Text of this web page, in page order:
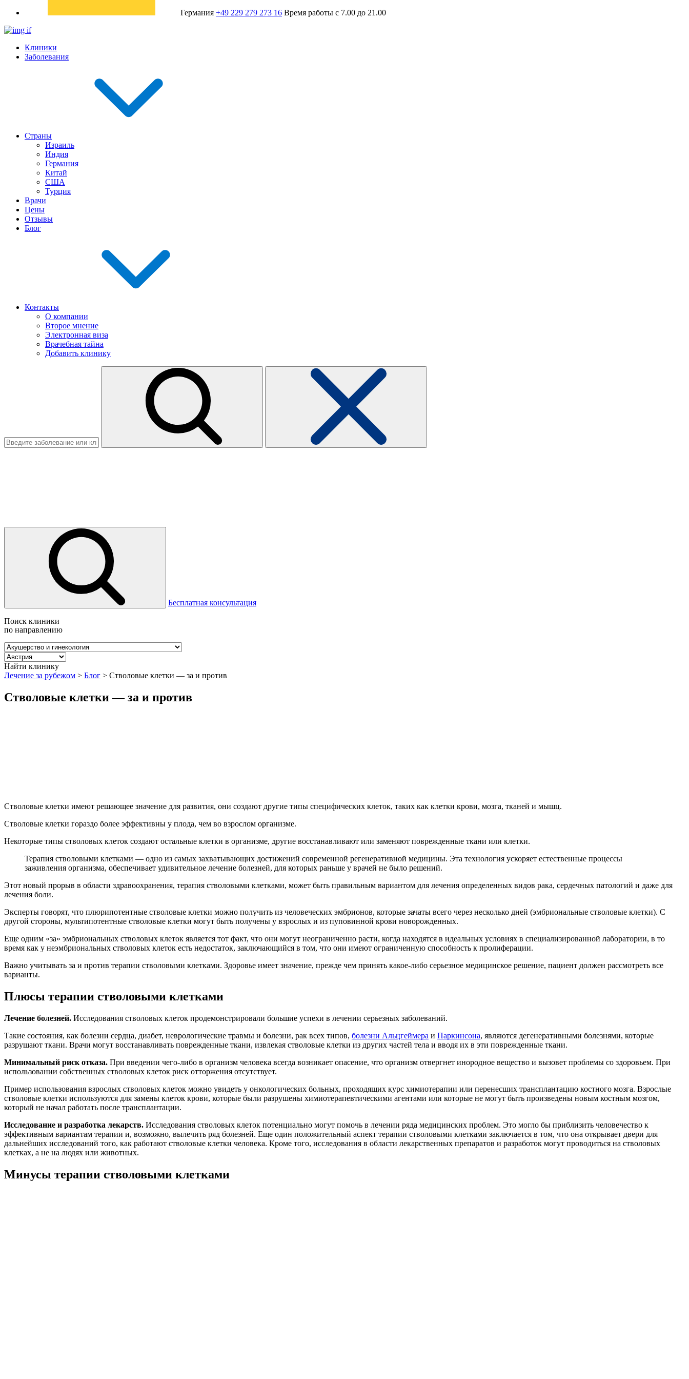
Германия +49 229 279 273 16 Время работы с 7.00 до 21.00
Клиники
Заболевания
Страны
Израиль
Индия
Германия
Китай
США
Турция
Врачи
Цены
Отзывы
Блог
Контакты
О компании
Второе мнение
Электронная виза
Врачебная тайна
Добавить клинику
Бесплатная консультация
Поиск клиники
по направлению
Найти клинику
Лечение за рубежом > Блог > Стволовые клетки — за и против
Стволовые клетки — за и против
Стволовые клетки имеют решающее значение для развития, они создают другие типы специфических клеток, таких как клетки крови, мозга, тканей и мышц.
Стволовые клетки гораздо более эффективны у плода, чем во взрослом организме.
Некоторые типы стволовых клеток создают остальные клетки в организме, другие восстанавливают или заменяют поврежденные ткани или клетки.
Терапия стволовыми клетками — одно из самых захватывающих достижений современной регенеративной медицины. Эта технология ускоряет естественные процессы
заживления организма, обеспечивает удивительное лечение болезней, для которых раньше у врачей не было решений.
Этот новый прорыв в области здравоохранения, терапия стволовыми клетками, может быть правильным вариантом для лечения определенных видов рака, сердечных патологий и даже для
лечения боли.
Эксперты говорят, что плюрипотентные стволовые клетки можно получить из человеческих эмбрионов, которые зачаты всего через несколько дней (эмбриональные стволовые клетки). С
другой стороны, мультипотентные стволовые клетки могут быть получены у взрослых и из пуповинной крови новорожденных.
Еще одним «за» эмбриональных стволовых клеток является тот факт, что они могут неограниченно расти, когда находятся в идеальных условиях в специализированной лаборатории, в то
время как у неэмбриональных стволовых клеток есть недостаток, заключающийся в том, что они имеют ограниченную способность к пролиферации.
Важно учитывать за и против терапии стволовыми клетками. Здоровье имеет значение, прежде чем принять какое-либо серьезное медицинское решение, пациент должен рассмотреть все
варианты.
Плюсы терапии стволовыми клетками
Лечение болезней. Исследования стволовых клеток продемонстрировали большие успехи в лечении серьезных заболеваний.
Такие состояния, как болезни сердца, диабет, неврологические травмы и болезни, рак всех типов, болезни Альцгеймера и Паркинсона, являются дегенеративными болезнями, которые
разрушают ткани. Врачи могут восстанавливать поврежденные ткани, извлекая стволовые клетки из других частей тела и вводя их в эти поврежденные ткани.
Минимальный риск отказа. При введении чего-либо в организм человека всегда возникает опасение, что организм отвергнет инородное вещество и вызовет проблемы со здоровьем. При
использовании собственных стволовых клеток риск отторжения отсутствует.
Пример использования взрослых стволовых клеток можно увидеть у онкологических больных, проходящих курс химиотерапии или перенесших трансплантацию костного мозга. Взрослые
стволовые клетки используются для замены клеток крови, которые были разрушены химиотерапевтическими агентами или которые не могут быть произведены новым костным мозгом,
который не начал работать после трансплантации.
Исследование и разработка лекарств. Исследования стволовых клеток потенциально могут помочь в лечении ряда медицинских проблем. Это могло бы приблизить человечество к
эффективным вариантам терапии и, возможно, вылечить ряд болезней. Еще один положительный аспект терапии стволовыми клетками заключается в том, что она открывает двери для
дальнейших исследований того, как работают стволовые клетки человека. Кроме того, исследования в области лекарственных препаратов и разработок могут проводиться на стволовых
клетках, а не на людях или животных.
Минусы терапии стволовыми клетками